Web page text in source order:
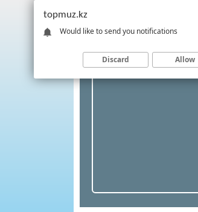
topmuz.kz
Would like to send you notifications
Discard Allow